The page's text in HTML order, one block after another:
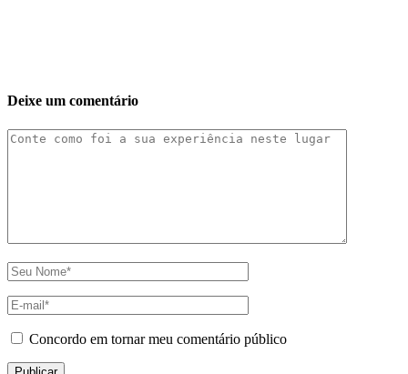
Deixe um comentário
Concordo em tornar meu comentário público